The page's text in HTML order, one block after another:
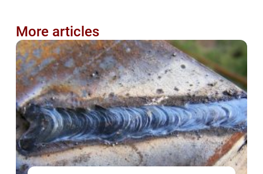
More articles